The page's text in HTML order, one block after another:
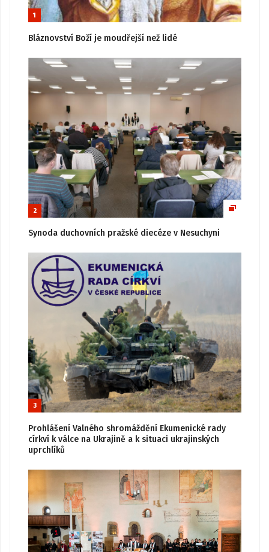
1
Bláznovství Boží je moudřejší než lidé
2
Synoda duchovních pražské diecéze v Nesuchyni
3
Prohlášení Valného shromáždění Ekumenické rady
církví k válce na Ukrajině a k situaci ukrajinských
uprchlíků